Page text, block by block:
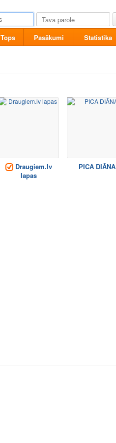
Tops Pasākumi Statistika
Draugiem.lv
lapas
PICA DIĀNA